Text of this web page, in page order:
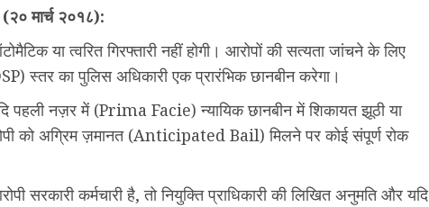
मार्च २०१८):
या त्वरित गिरफ्तारी नहीं होगी। आरोपों की सत्यता जांचने के लिए
स्तर का पुलिस अधिकारी एक प्रारंभिक छानबीन करेगा।
पहली नज़र में (Prima Facie) न्यायिक छानबीन में शिकायत झूठी या
को अग्रिम ज़मानत (Anticipated Bail) मिलने पर कोई संपूर्ण रोक
सरकारी कर्मचारी है, तो नियुक्ति प्राधिकारी की लिखित अनुमति और यदि